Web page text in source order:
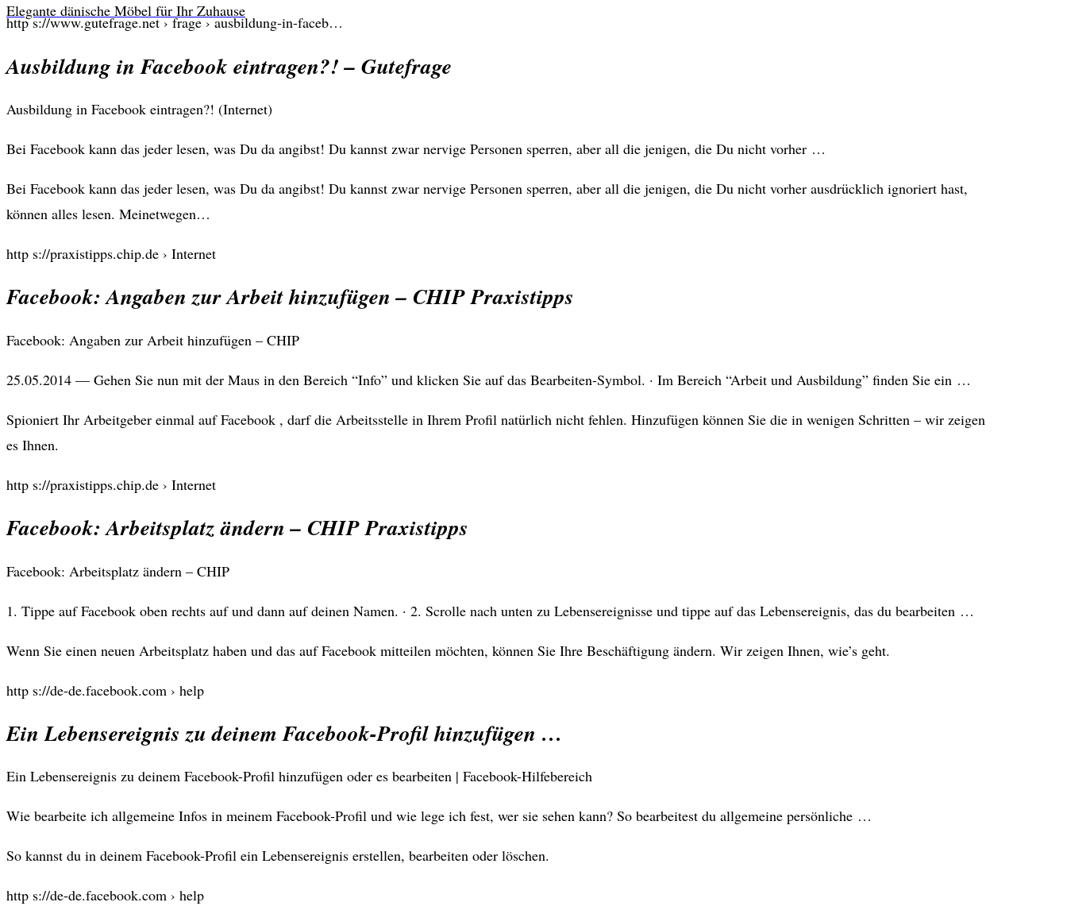
Elegante dänische Möbel für Ihr Zuhause
http s://www.gutefrage.net › frage › ausbildung-in-faceb…
Ausbildung in Facebook eintragen?! – Gutefrage
Ausbildung in Facebook eintragen?! (Internet)
Bei Facebook kann das jeder lesen, was Du da angibst! Du kannst zwar nervige Personen sperren, aber all die jenigen, die Du nicht vorher …
Bei Facebook kann das jeder lesen, was Du da angibst! Du kannst zwar nervige Personen sperren, aber all die jenigen, die Du nicht vorher ausdrücklich ignoriert hast,
können alles lesen. Meinetwegen…
http s://praxistipps.chip.de › Internet
Facebook: Angaben zur Arbeit hinzufügen – CHIP Praxistipps
Facebook: Angaben zur Arbeit hinzufügen – CHIP
25.05.2014 — Gehen Sie nun mit der Maus in den Bereich “Info” und klicken Sie auf das Bearbeiten-Symbol. · Im Bereich “Arbeit und Ausbildung” finden Sie ein …
Spioniert Ihr Arbeitgeber einmal auf Facebook , darf die Arbeitsstelle in Ihrem Profil natürlich nicht fehlen. Hinzufügen können Sie die in wenigen Schritten – wir zeigen
es Ihnen.
http s://praxistipps.chip.de › Internet
Facebook: Arbeitsplatz ändern – CHIP Praxistipps
Facebook: Arbeitsplatz ändern – CHIP
1. Tippe auf Facebook oben rechts auf und dann auf deinen Namen. · 2. Scrolle nach unten zu Lebensereignisse und tippe auf das Lebensereignis, das du bearbeiten …
Wenn Sie einen neuen Arbeitsplatz haben und das auf Facebook mitteilen möchten, können Sie Ihre Beschäftigung ändern. Wir zeigen Ihnen, wie’s geht.
http s://de-de.facebook.com › help
Ein Lebensereignis zu deinem Facebook-Profil hinzufügen …
Ein Lebensereignis zu deinem Facebook-Profil hinzufügen oder es bearbeiten | Facebook-Hilfebereich
Wie bearbeite ich allgemeine Infos in meinem Facebook-Profil und wie lege ich fest, wer sie sehen kann? So bearbeitest du allgemeine persönliche …
So kannst du in deinem Facebook-Profil ein Lebensereignis erstellen, bearbeiten oder löschen.
http s://de-de.facebook.com › help